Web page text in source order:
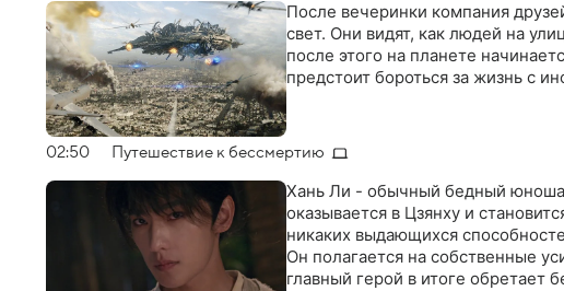
После вечеринки компания
свет. Они видят, как людей на
после этого на планете
предстоит бороться за жизнь с
02:50 Путешествие к бессмертию
Хань Ли - обычный бедный
оказывается в Цзянху и
никаких выдающихся
Он полагается на собственные
главный герой в итоге обретает